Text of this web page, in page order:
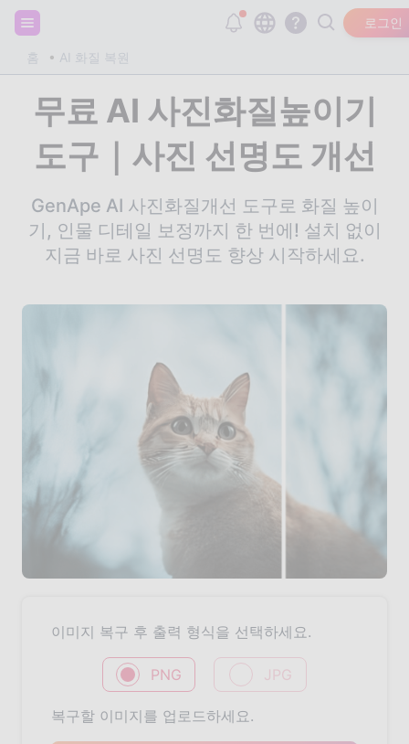
로그인
홈 AI 화질 복원
회원가입하고 20,000개의 무료 토큰을 받으세요!
무료 AI 사진화질높이기
도구｜사진 선명도 개선
GenApe AI 사진화질개선 도구로 화질 높이
기, 인물 디테일 보정까지 한 번에! 설치 없이
지금 바로 사진 선명도 향상 시작하세요.
이미지 복구 후 출력 형식을 선택하세요.
PNG JPG
복구할 이미지를 업로드하세요.